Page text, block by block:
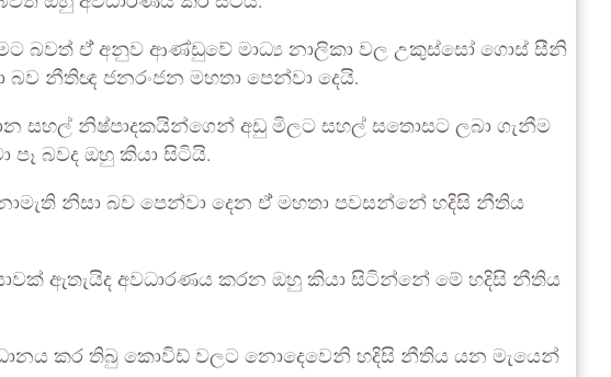
බවත් ඒ් අනුව ආණ්ඩුවේ මාධ්‍ය නාලිකා වල උකුස්සෝ ගොස් සීනි
නීතිඥ ජනරංජන මහතා පෙන්වා දෙයි.
සහල් නිෂ්පාදකයින්ගෙන් අඩු මිලට සහල් සතොසට ලබා ගැනීම
බවද ඔහු කියා සිටියි.
නිසා බව පෙන්වා දෙන ඒ් මහතා පවසන්නේ හදිසි නීතිය
ඇතැයිද අවධාරණය කරන ඔහු කියා සිටින්නේ මේ හදිසි නීතිය
කර තිබු කොවිඩ් වලට නොදෙවෙනි හදිසි නීතිය යන මැයෙන්